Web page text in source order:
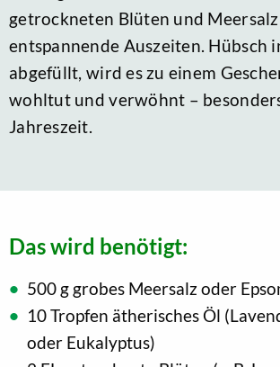
getrockneten Blüten und
entspannende Auszeiten. Hübsch
abgefüllt, wird es zu einem
wohltut und verwöhnt –
Jahreszeit.
Das wird benötigt:
500 g grobes Meersalz oder
10 Tropfen ätherisches Öl
oder Eukalyptus)